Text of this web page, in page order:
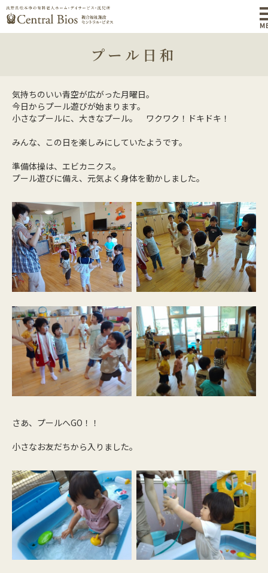
プール日和
気持ちのいい青空が広がった月曜日。
今日からプール遊びが始まります。
小さなプールに、大きなプール。 ワクワク！ドキドキ！
みんな、この日を楽しみにしていたようです。
準備体操は、エビカニクス。
プール遊びに備え、元気よく身体を動かしました。
さあ、プールへGO！！
小さなお友だちから入りました。